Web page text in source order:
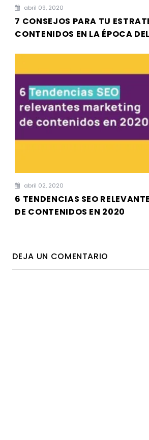
abril 09, 2020
7 CONSEJOS PARA TU
CONTENIDOS EN LA ÉPOCA
abril 02, 2020
6 TENDENCIAS SEO
DE CONTENIDOS EN 2020
DEJA UN COMENTARIO